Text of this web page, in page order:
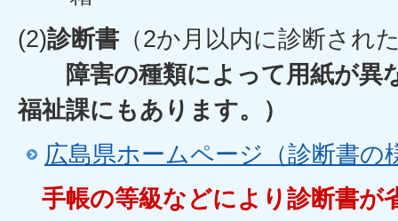
(2)診断書 （2か月以内に診断され
障害の種類によって用紙が異
福祉課にもあります。）
広島県ホームページ（診断書の
手帳の等級などにより診断書が